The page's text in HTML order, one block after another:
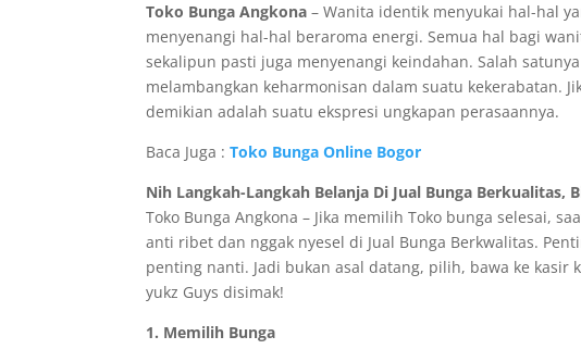
Toko Bunga Angkona – Wanita identik menyukai hal-hal
menyenangi hal-hal beraroma energi. Semua hal bagi
sekalipun pasti juga menyenangi keindahan. Salah
melambangkan keharmonisan dalam suatu kekerabatan.
demikian adalah suatu ekspresi ungkapan perasaannya.
Baca Juga :Toko Bunga Online Bogor
Nih Langkah-Langkah Belanja Di Jual Bunga Berkualitas,
Toko Bunga Angkona – Jika memilih Toko bunga selesai,
anti ribet dan nggak nyesel di Jual Bunga Berkwalitas.
penting nanti. Jadi bukan asal datang, pilih, bawa ke
yukz Guys disimak!
1. Memilih Bunga